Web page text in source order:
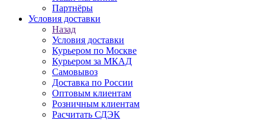
Партнёры
Условия доставки
Назад
Условия доставки
Курьером по Москве
Курьером за МКАД
Самовывоз
Доставка по России
Оптовым клиентам
Розничным клиентам
Расчитать СДЭК